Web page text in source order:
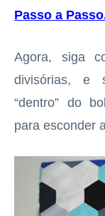
Passo a Passo
Agora, siga
divisórias, e
“dentro” do
para esconder